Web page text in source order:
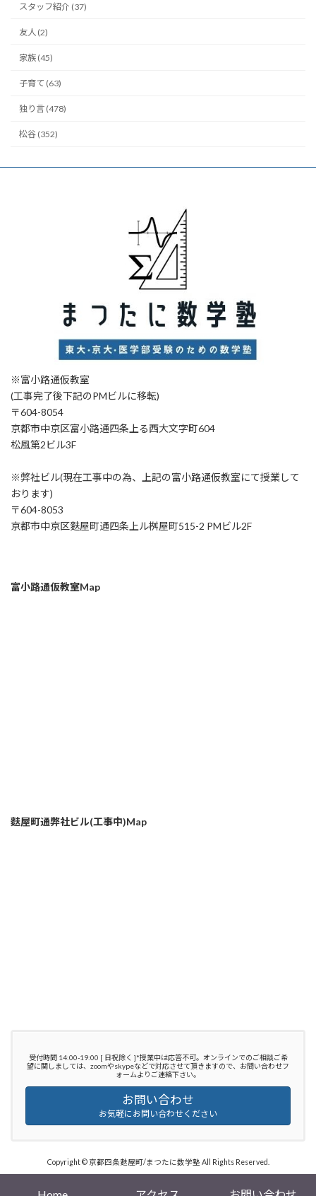
スタッフ紹介 (37)
友人 (2)
家族 (45)
子育て (63)
独り言 (478)
松谷 (352)
※富小路通仮教室
(工事完了後下記のPMビルに移転)
〒604-8054
京都市中京区富小路通四条上る西大文字町604
松風第2ビル3F
※弊社ビル(現在工事中の為、上記の富小路通仮教室にて授業して
おります)
〒604-8053
京都市中京区麩屋町通四条上ル桝屋町515-2 PMビル2F
富小路通仮教室Map
麩屋町通弊社ビル(工事中)Map
受付時間 14:00-19:00 [ 日祝除く ]*授業中は応答不可。オンラインでのご相談ご希
望に関しましては、zoomやskypeなどで対応させて頂きますので、お問い合わせフ
ォームよりご連絡下さい。
お問い合わせ
お気軽にお問い合わせください
Copyright © 京都四条麩屋町/まつたに数学塾 All Rights Reserved.